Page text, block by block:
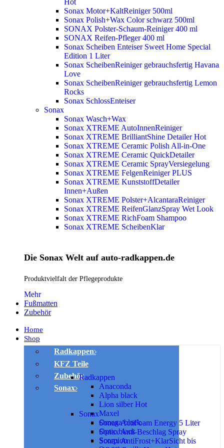
Sonax Motor+KaltReiniger 500ml
Sonax Polish+Wax Color schwarz 500ml
SONAX Polster-Schaum-Reiniger 400 ml
SONAX Reifen-Pfleger 400 ml
Sonax Scheiben Enteiser Sweet Home Special
Edition 1 Liter
Sonax ScheibenReiniger gebrauchsfertig Havana
Love
Sonax ScheibenReiniger gebrauchsfertig Lemon
Rocks
Sonax SchlossEnteiser
Sonax
Sonax Wasch+Wax
Sonax XTREME AutoInnenReiniger
Sonax XTREME BrilliantShine DetailerHot
Sonax XTREME Ceramic Polish All-in-One
Sonax XTREME Ceramic QuickDetailer
Sonax XTREME Ceramic SprayVersiegelung
Sonax XTREME FelgenReiniger PLUS
Sonax XTREME KunststoffDetailer
Innen+Außen
Sonax XTREME Polster+AlcantaraReiniger
Sonax XTREME ReifenGlanzSpray Wet Look
Sonax XTREME RichFoam Shampoo
Sonax XTREME ScheibenKlar
Die Sonax Welt auf auto-radkappen.de
Produktvielfalt der Pflegeprodukte
Mehr
Fußmatten
Zubehör
Home
Shop
Radkappen
Radkappen
Anaconda
Alpha black
Lion silberHot
Maxel
Omega black
Optic black
Scorpion
KFZ Teile
Zubehör
Sonax
Sonax
Sonax ActiFoam Energy 5 Liter
Sonax Anti-Beschlag Spray
Sonax AntiFrost+KlarSicht bis